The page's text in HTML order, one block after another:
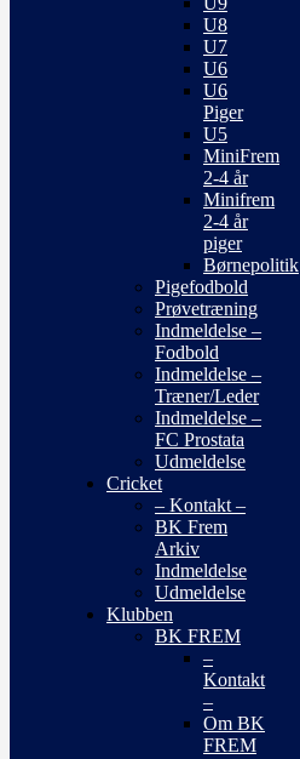
U8
U7
U6
U6
Piger
U5
MiniFrem
2-4 år
Minifrem
2-4 år
piger
Børnepolitik
Pigefodbold
Prøvetræning
Indmeldelse –
Fodbold
Indmeldelse –
Træner/Leder
Indmeldelse –
FC Prostata
Udmeldelse
Cricket
– Kontakt –
BK Frem
Arkiv
Indmeldelse
Udmeldelse
Klubben
BK FREM
–
Kontakt
–
Om BK
FREM